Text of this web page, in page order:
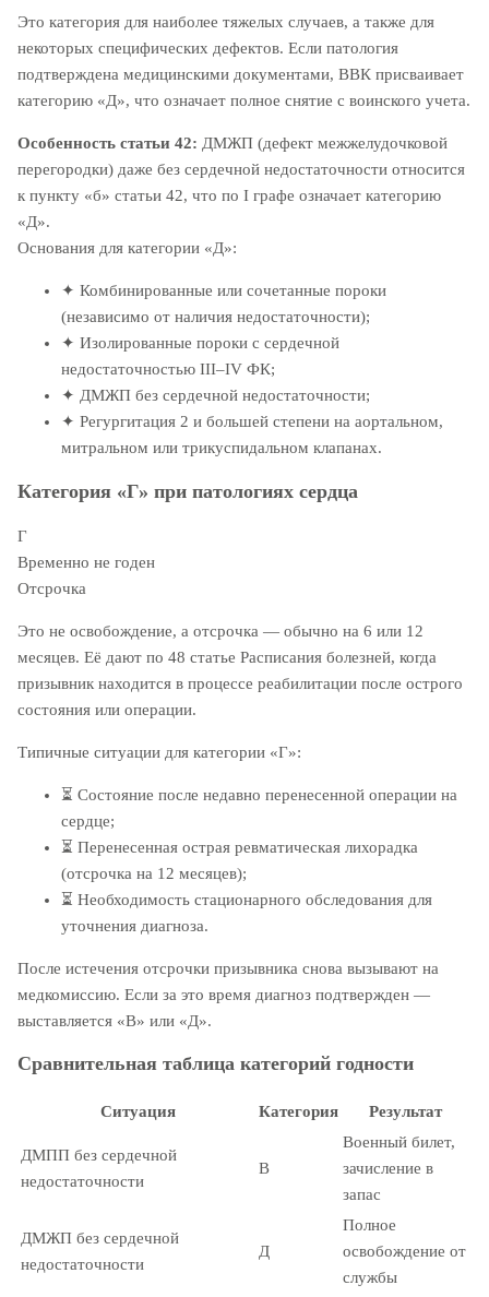
Это категория для наиболее тяжелых случаев, а также для
некоторых специфических дефектов. Если патология
подтверждена медицинскими документами, ВВК присваивает
категорию «Д», что означает полное снятие с воинского учета.
Особенность статьи 42: ДМЖП (дефект межжелудочковой
перегородки) даже без сердечной недостаточности относится
к пункту «б» статьи 42, что по I графе означает категорию
«Д».
Основания для категории «Д»:
✦ Комбинированные или сочетанные пороки
(независимо от наличия недостаточности);
✦ Изолированные пороки с сердечной
недостаточностью III–IV ФК;
✦ ДМЖП без сердечной недостаточности;
✦ Регургитация 2 и большей степени на аортальном,
митральном или трикуспидальном клапанах.
Категория «Г» при патологиях сердца
Г
Временно не годен
Отсрочка
Это не освобождение, а отсрочка — обычно на 6 или 12
месяцев. Её дают по 48 статье Расписания болезней, когда
призывник находится в процессе реабилитации после острого
состояния или операции.
Типичные ситуации для категории «Г»:
⏳ Состояние после недавно перенесенной операции на
сердце;
⏳ Перенесенная острая ревматическая лихорадка
(отсрочка на 12 месяцев);
⏳ Необходимость стационарного обследования для
уточнения диагноза.
После истечения отсрочки призывника снова вызывают на
медкомиссию. Если за это время диагноз подтвержден —
выставляется «В» или «Д».
Сравнительная таблица категорий годности
Ситуация Категория Результат
ДМПП без сердечной
недостаточности
В
Военный билет,
зачисление в
запас
ДМЖП без сердечной
недостаточности
Д
Полное
освобождение от
службы